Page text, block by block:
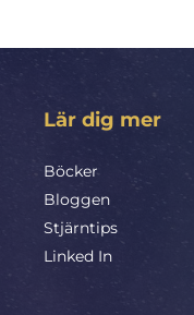
Lär dig mer
Böcker
Bloggen
Stjärntips
Linked In